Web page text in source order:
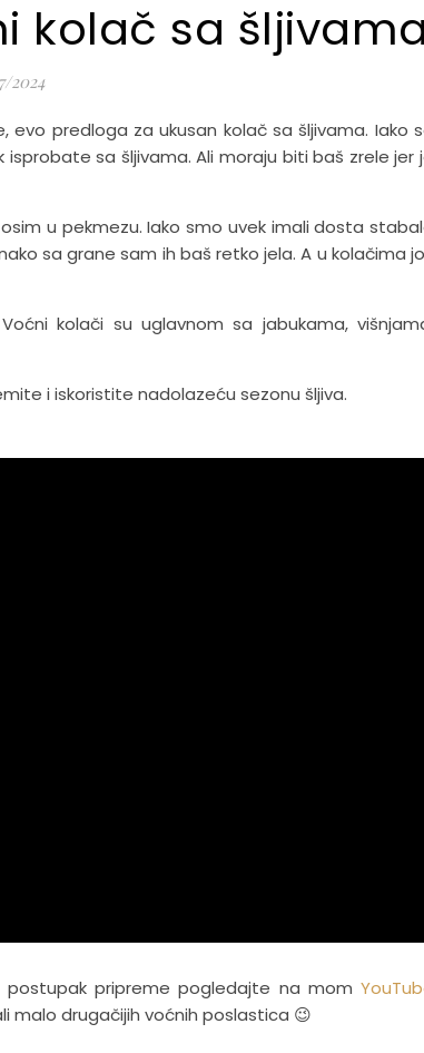
kolač sa
2024
evo predloga za ukusan kolač sa šljivama. Iako
sa šljivama. Ali moraju biti baš zrele jer
u pekmezu. Iako smo uvek imali dosta
sa grane sam ih baš retko jela. A u kolačima
kolači su uglavnom sa jabukama,
i iskoristite nadolazeću sezonu šljiva.
pripreme pogledajte na mom
malo drugačijih voćnih poslastica 😉